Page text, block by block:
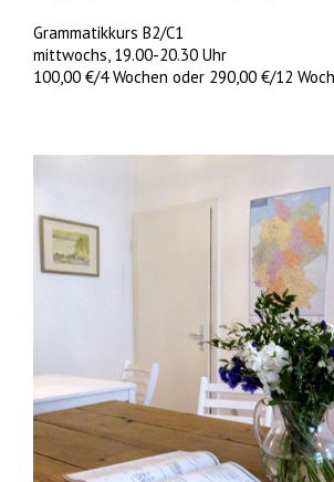
Grammatikkurs B2/C1
mittwochs, 19.00-20.30 Uhr
100,00 €/4 Wochen oder 290,00 €/12